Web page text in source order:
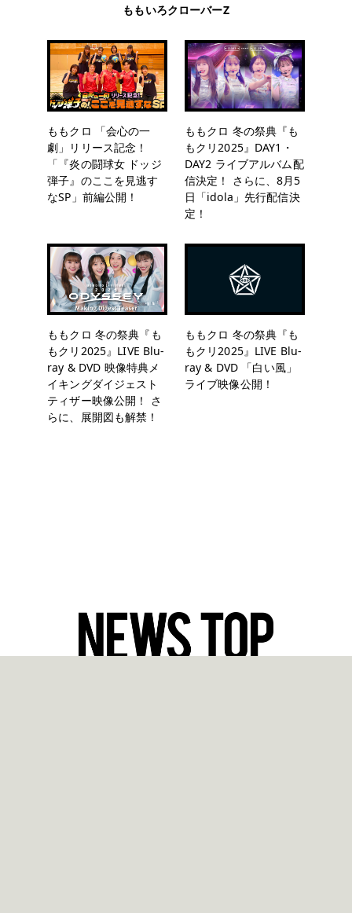
ももいろクローバーZ
ももクロ 「会心の一
劇」リリース記念！
「『炎の闘球女 ドッジ
弾子』のここを見逃す
なSP」前編公開！
ももクロ 冬の祭典『も
もクリ2025』DAY1・
DAY2 ライブアルバム配
信決定！ さらに、8月5
日「idola」先行配信決
定！
ももクロ 冬の祭典『も
もクリ2025』LIVE Blu-
ray & DVD 映像特典メ
イキングダイジェスト
ティザー映像公開！ さ
らに、展開図も解禁！
ももクロ 冬の祭典『も
もクリ2025』LIVE Blu-
ray & DVD 「白い風」
ライブ映像公開！